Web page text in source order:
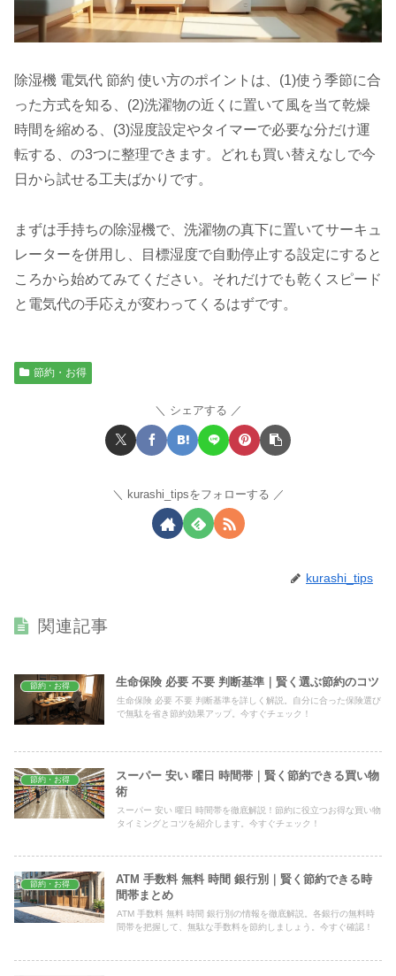
除湿機 電気代 節約 使い方のポイントは、(1)使う季節に合
った方式を知る、(2)洗濯物の近くに置いて風を当て乾燥
時間を縮める、(3)湿度設定やタイマーで必要な分だけ運
転する、の3つに整理できます。どれも買い替えなしで今
日から試せる工夫ばかりです。
まずは手持ちの除湿機で、洗濯物の真下に置いてサーキュ
レーターを併用し、目標湿度で自動停止する設定にすると
ころから始めてみてください。それだけでも乾くスピード
と電気代の手応えが変わってくるはずです。
節約・お得
シェアする
kurashi_tipsをフォローする
kurashi_tips
関連記事
節約・お得 生命保険 必要 不要 判断基準｜賢く選ぶ節約のコツ
生命保険 必要 不要 判断基準を詳しく解説。自分に合った保険選び
で無駄を省き節約効果アップ。今すぐチェック！
節約・お得
スーパー 安い 曜日 時間帯｜賢く節約できる買い物
術
スーパー 安い 曜日 時間帯を徹底解説！節約に役立つお得な買い物
タイミングとコツを紹介します。今すぐチェック！
節約・お得
ATM 手数料 無料 時間 銀行別｜賢く節約できる時
間帯まとめ
ATM 手数料 無料 時間 銀行別の情報を徹底解説。各銀行の無料時
間帯を把握して、無駄な手数料を節約しましょう。今すぐ確認！